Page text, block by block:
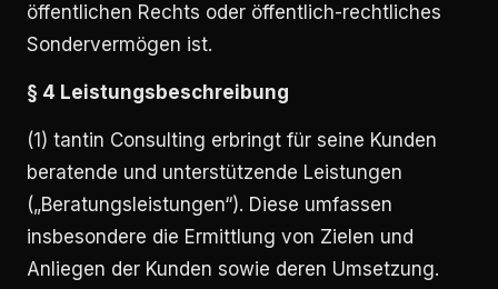
öffentlichen Rechts oder öffentlich-rechtliches
Sondervermögen ist.
§ 4 Leistungsbeschreibung
(1) tantin Consulting erbringt für seine Kunden
beratende und unterstützende Leistungen
(„Beratungsleistungen“). Diese umfassen
insbesondere die Ermittlung von Zielen und
Anliegen der Kunden sowie deren Umsetzung.